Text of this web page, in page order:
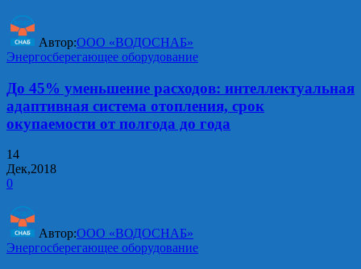
Автор:ООО «ВОДОСНАБ»
Энергосберегающее оборудование
До 45% уменьшение расходов: интеллектуальная
адаптивная система отопления, срок
окупаемости от полгода до года
14
Дек,2018
0
Автор:ООО «ВОДОСНАБ»
Энергосберегающее оборудование